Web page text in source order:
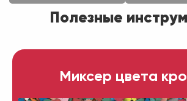
Полезные
Миксер цвета